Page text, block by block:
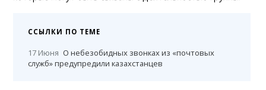
ССЫЛКИ ПО ТЕМЕ
17 Июня О небезобидных звонках из «почтовых
служб» предупредили казахстанцев